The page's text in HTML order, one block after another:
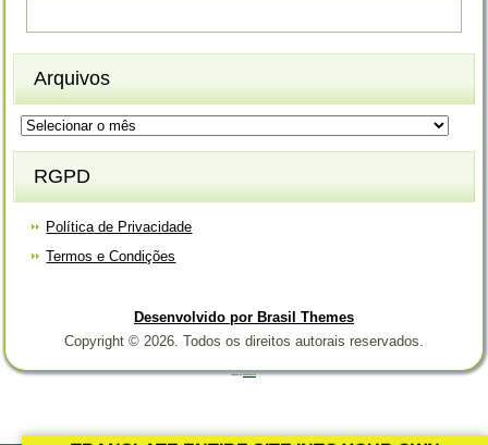
Arquivos
Arquivos
RGPD
Política de Privacidade
Termos e Condições
Desenvolvido por Brasil Themes
Copyright © 2026. Todos os direitos autorais reservados.